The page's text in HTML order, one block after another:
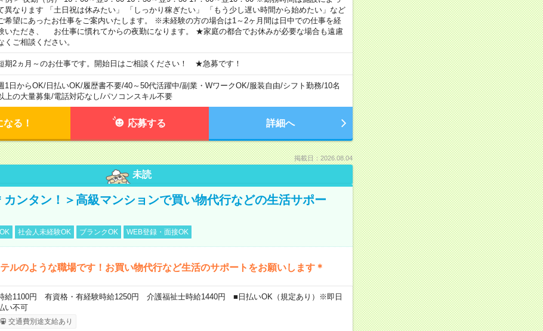
異なります 「土日祝は休みたい」 「しっかり稼ぎたい」 「もう少し遅い時間から始めたい」など
希望にあったお仕事をご案内いたします。 ※未経験の方の場合は1～2ヶ月間は日中での仕事を経
いただき、 お仕事に慣れてからの夜勤になります。 ★家庭の都合でお休みが必要な場合も遠慮
くご相談ください。
期2ヵ月～のお仕事です。開始日はご相談ください！ ★急募です！
1日からOK/日払いOK/履歴書不要/40～50代活躍中/副業・WワークOK/服装自由/シフト勤務/10名
上の大量募集/電話対応なし/パソコンスキル不要
なる！ 応募する 詳細へ
掲載日：2026.08.04
未読
カンタン！＞高級マンションで買い物代行などの生活サポー
社会人未経験OK ブランクOK WEB登録・面接OK
ルのような職場です！お買い物代行など生活のサポートをお願いします＊
給1100円 有資格・有経験時給1250円 介護福祉士時給1440円 ■日払いOK（規定あり）※即日
い不可
交通費別途支給あり